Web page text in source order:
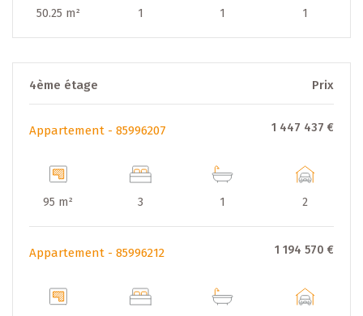
50.25 m² 1 1 1
4ème étage Prix
Appartement - 85996207 1 447 437 €
95 m² 3 1 2
Appartement - 85996212 1 194 570 €